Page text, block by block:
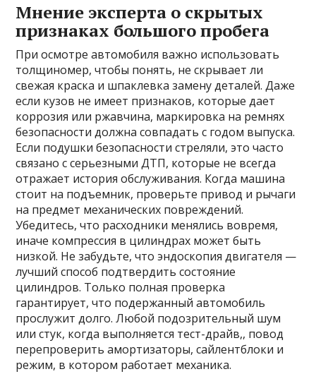
Мнение эксперта о скрытых
признаках большого пробега
При осмотре автомобиля важно использовать
толщиномер, чтобы понять, не скрывает ли
свежая краска и шпаклевка замену деталей. Даже
если кузов не имеет признаков, которые дает
коррозия или ржавчина, маркировка на ремнях
безопасности должна совпадать с годом выпуска.
Если подушки безопасности стреляли, это часто
связано с серьезными ДТП, которые не всегда
отражает история обслуживания. Когда машина
стоит на подъемник, проверьте привод и рычаги
на предмет механических повреждений.
Убедитесь, что расходники менялись вовремя,
иначе компрессия в цилиндрах может быть
низкой. Не забудьте, что эндоскопия двигателя —
лучший способ подтвердить состояние
цилиндров. Только полная проверка
гарантирует, что подержанный автомобиль
прослужит долго. Любой подозрительный шум
или стук, когда выполняется тест-драйв,, повод
перепроверить амортизаторы, сайлентблоки и
режим, в котором работает механика.